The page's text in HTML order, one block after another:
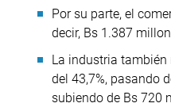
Por su parte, el
decir, Bs 1.387
La industria
del 43,7%, pasando
subiendo de Bs 720